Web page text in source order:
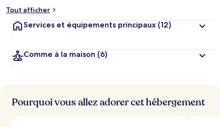
Tout afficher
Services et équipements principaux (12)
Comme à la maison (6)
Pourquoi vous allez adorer cet hébergement